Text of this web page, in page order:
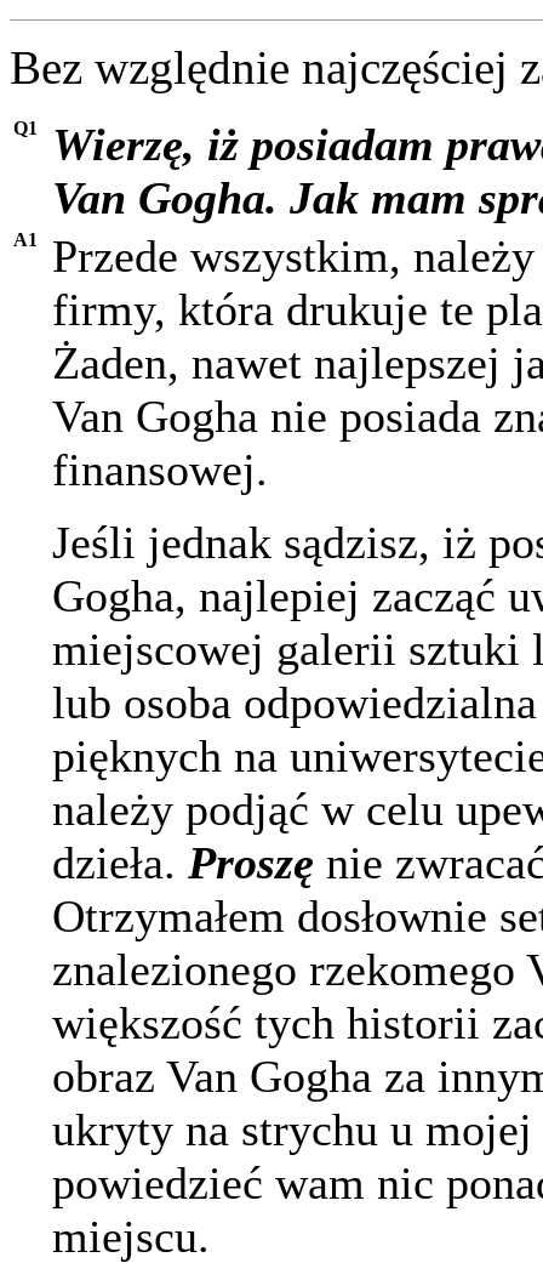
Bez względnie najczęściej
Q1
Wierzę, iż posiadam
Van Gogha. Jak mam
A1
Przede wszystkim,
firmy, która drukuje te
Żaden, nawet najlepszej
Van Gogha nie posiada
finansowej.
Jeśli jednak sądzisz, iż
Gogha, najlepiej zacząć
miejscowej galerii sztuki
lub osoba
pięknych na
należy podjąć w celu
dzieła. Proszę nie
Otrzymałem dosłownie
znalezionego rzekomego
większość tych historii
obraz Van Gogha za
ukryty na strychu u
powiedzieć wam nic
miejscu.